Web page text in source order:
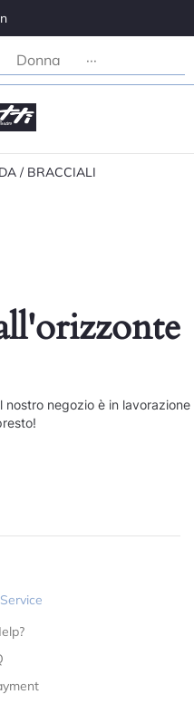
Donna ···
/ BRACCIALI
negozio è in lavorazione